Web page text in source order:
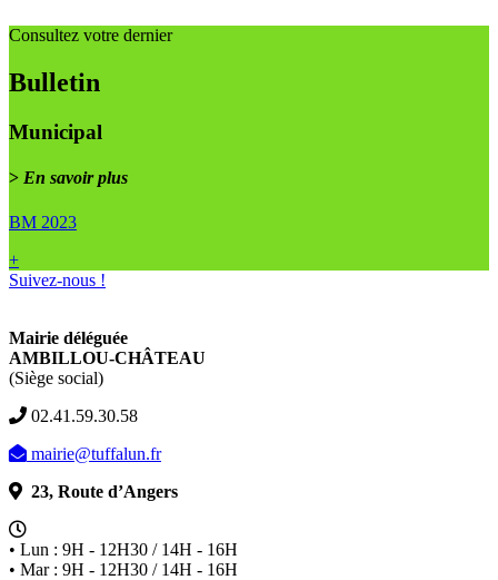
Consultez votre dernier
Bulletin
Municipal
> En savoir plus
BM 2023
+
Suivez-nous !
Mairie déléguée
AMBILLOU-CHÂTEAU
(Siège social)
02.41.59.30.58
mairie@tuffalun.fr
23, Route d’Angers
• Lun : 9H - 12H30 / 14H - 16H
• Mar : 9H - 12H30 / 14H - 16H